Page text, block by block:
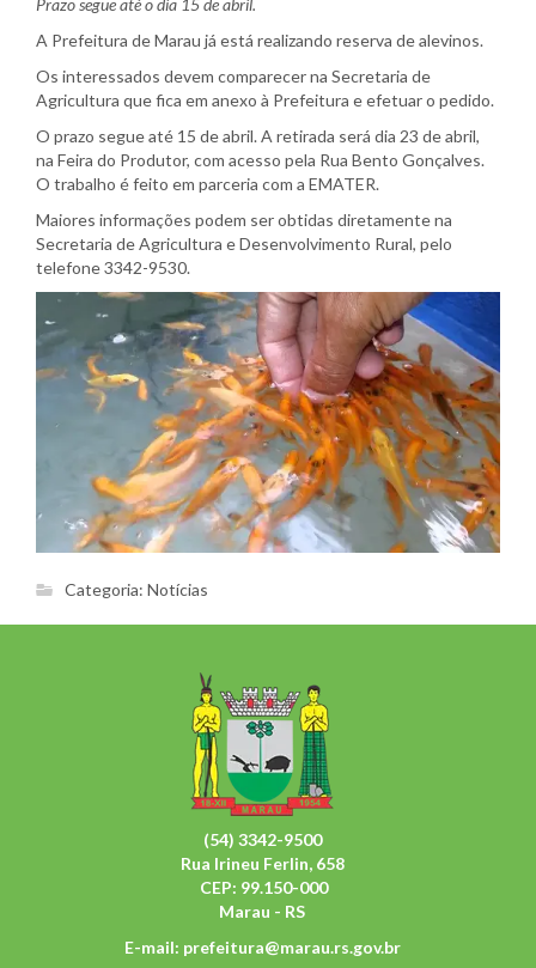
Prazo segue até o dia 15 de abril.
A Prefeitura de Marau já está realizando reserva de alevinos.
Os interessados devem comparecer na Secretaria de
Agricultura que fica em anexo à Prefeitura e efetuar o pedido.
O prazo segue até 15 de abril. A retirada será dia 23 de abril,
na Feira do Produtor, com acesso pela Rua Bento Gonçalves.
O trabalho é feito em parceria com a EMATER.
Maiores informações podem ser obtidas diretamente na
Secretaria de Agricultura e Desenvolvimento Rural, pelo
telefone 3342-9530.
Categoria: Notícias
(54) 3342-9500
Rua Irineu Ferlin, 658
CEP: 99.150-000
Marau - RS
E-mail: prefeitura@marau.rs.gov.br